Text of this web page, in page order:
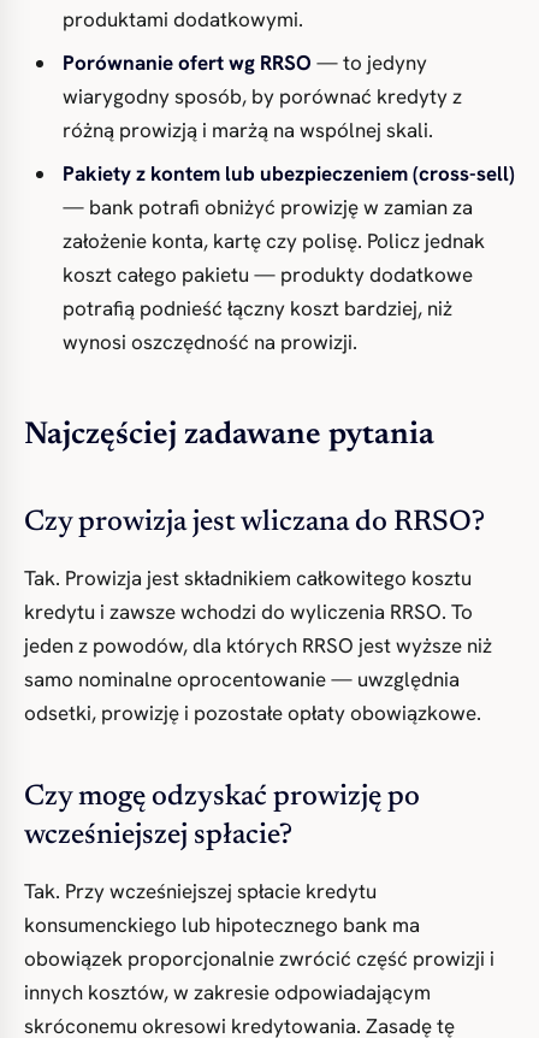
produktami dodatkowymi.
Porównanie ofert wg RRSO — to jedyny
wiarygodny sposób, by porównać kredyty z
różną prowizją i marżą na wspólnej skali.
Pakiety z kontem lub ubezpieczeniem (cross-sell)
— bank potrafi obniżyć prowizję w zamian za
założenie konta, kartę czy polisę. Policz jednak
koszt całego pakietu — produkty dodatkowe
potrafią podnieść łączny koszt bardziej, niż
wynosi oszczędność na prowizji.
Najczęściej zadawane pytania
Czy prowizja jest wliczana do RRSO?
Tak. Prowizja jest składnikiem całkowitego kosztu
kredytu i zawsze wchodzi do wyliczenia RRSO. To
jeden z powodów, dla których RRSO jest wyższe niż
samo nominalne oprocentowanie — uwzględnia
odsetki, prowizję i pozostałe opłaty obowiązkowe.
Czy mogę odzyskać prowizję po
wcześniejszej spłacie?
Tak. Przy wcześniejszej spłacie kredytu
konsumenckiego lub hipotecznego bank ma
obowiązek proporcjonalnie zwrócić część prowizji i
innych kosztów, w zakresie odpowiadającym
skróconemu okresowi kredytowania. Zasadę tę